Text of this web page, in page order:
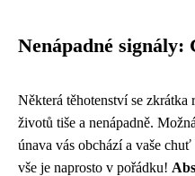
Nenápadné signály:
Některá těhotenství se
životů tiše a nenápadně.
únava vás obchází a vaše
vše je naprosto v pořádku!